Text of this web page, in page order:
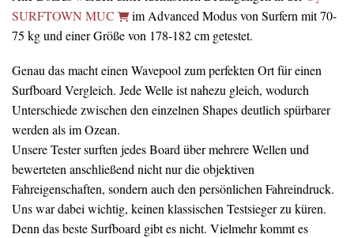
SURFTOWN MUC
im Advanced Modus von Surfern mit 70-
75 kg und einer Größe von 178-182 cm getestet.
Genau das macht einen Wavepool zum perfekten Ort für einen
Surfboard Vergleich. Jede Welle ist nahezu gleich, wodurch
Unterschiede zwischen den einzelnen Shapes deutlich spürbarer
werden als im Ozean.
Unsere Tester surften jedes Board über mehrere Wellen und
bewerteten anschließend nicht nur die objektiven
Fahreigenschaften, sondern auch den persönlichen Fahreindruck.
Uns war dabei wichtig, keinen klassischen Testsieger zu küren.
Denn das beste Surfboard gibt es nicht. Vielmehr kommt es